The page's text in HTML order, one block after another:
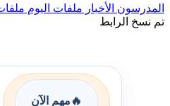
المدرسون الأخبار ملفات اليوم
تم نسخ الرابط
🔥 مهم الآن